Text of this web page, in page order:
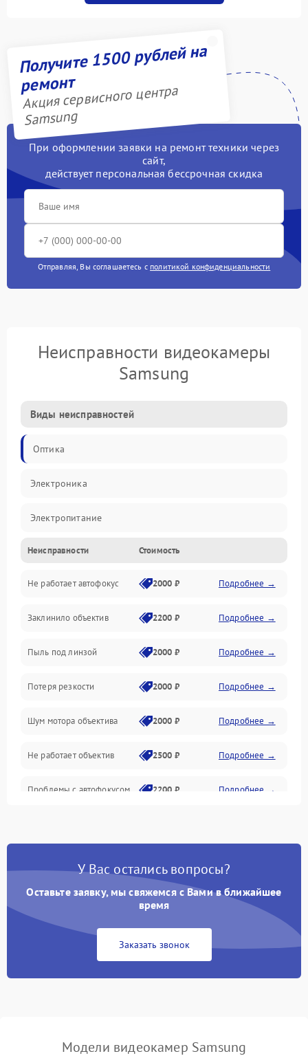
Получите 1500 рублей на
ремонт
Акция сервисного центра
Samsung
При оформлении заявки на ремонт техники через
сайт,
действует персональная бессрочная скидка
Отправляя, Вы соглашаетесь с политикой конфиденциальности
Неисправности видеокамеры
Samsung
Виды неисправностей
Оптика
Электроника
Электропитание
Видео
Хранение данных
Программное обеспечение
Механические повреждения
Аудио
Неисправности Стоимость
Не работает автофокус 2000 ₽ Подробнее →
Заклинило объектив 2200 ₽ Подробнее →
Пыль под линзой 2000 ₽ Подробнее →
Потеря резкости 2000 ₽ Подробнее →
Шум мотора объектива 2000 ₽ Подробнее →
Не работает объектив 2500 ₽ Подробнее →
Проблемы с автофокусом 2200 ₽ Подробнее →
Плохое качество
2500 ₽ Подробнее →
Не работает зум Подробнее →
Не работает стабилизация
У Вас остались вопросы?
Оставьте заявку, мы свяжемся с Вами в ближайшее
время
Заказать звонок
Модели видеокамер Samsung